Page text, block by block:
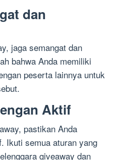
dan
jaga semangat dan
bahwa Anda memiliki
peserta lainnya untuk
Aktif
pastikan Anda
Ikuti semua aturan yang
giveaway dan